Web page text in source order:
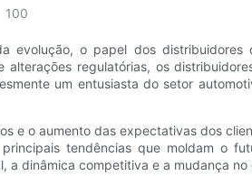
100
evolução, o papel dos
alterações regulatórias, os
um entusiasta do setor
e o aumento das expectativas dos
tendências que moldam o
a dinâmica competitiva e a mudança